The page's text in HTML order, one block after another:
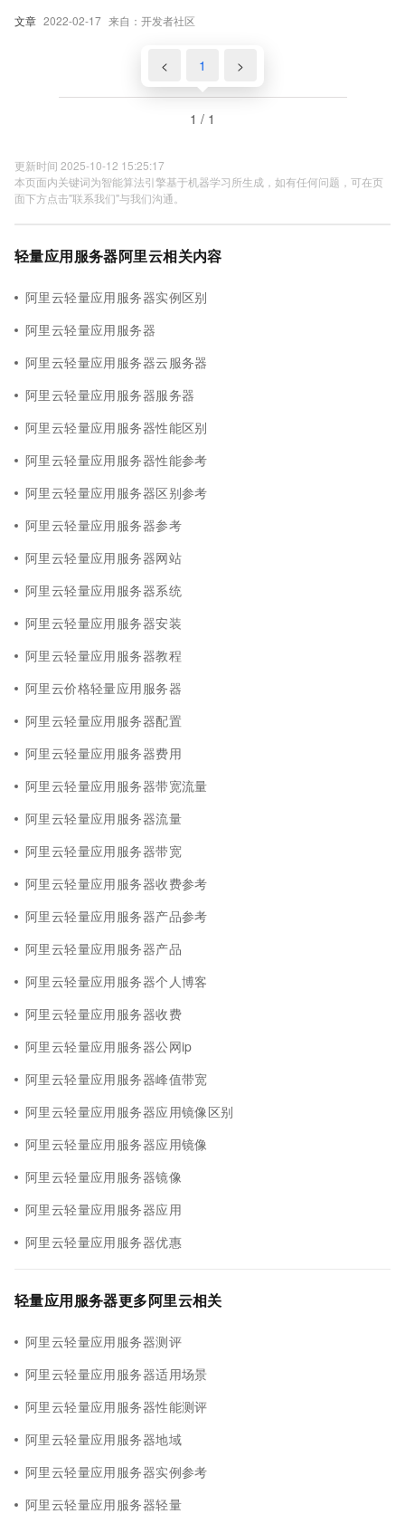
文章 2022-02-17 来自：开发者社区
< 1 >
1 / 1
更新时间 2025-10-12 15:25:17
本页面内关键词为智能算法引擎基于机器学习所生成，如有任何问题，可在页
面下方点击"联系我们"与我们沟通。
轻量应用服务器阿里云相关内容
阿里云轻量应用服务器实例区别
阿里云轻量应用服务器
阿里云轻量应用服务器云服务器
阿里云轻量应用服务器服务器
阿里云轻量应用服务器性能区别
阿里云轻量应用服务器性能参考
阿里云轻量应用服务器区别参考
阿里云轻量应用服务器参考
阿里云轻量应用服务器网站
阿里云轻量应用服务器系统
阿里云轻量应用服务器安装
阿里云轻量应用服务器教程
阿里云价格轻量应用服务器
阿里云轻量应用服务器配置
阿里云轻量应用服务器费用
阿里云轻量应用服务器带宽流量
阿里云轻量应用服务器流量
阿里云轻量应用服务器带宽
阿里云轻量应用服务器收费参考
阿里云轻量应用服务器产品参考
阿里云轻量应用服务器产品
阿里云轻量应用服务器个人博客
阿里云轻量应用服务器收费
阿里云轻量应用服务器公网ip
阿里云轻量应用服务器峰值带宽
阿里云轻量应用服务器应用镜像区别
阿里云轻量应用服务器应用镜像
阿里云轻量应用服务器镜像
阿里云轻量应用服务器应用
阿里云轻量应用服务器优惠
轻量应用服务器更多阿里云相关
阿里云轻量应用服务器测评
阿里云轻量应用服务器适用场景
阿里云轻量应用服务器性能测评
阿里云轻量应用服务器地域
阿里云轻量应用服务器实例参考
阿里云轻量应用服务器轻量